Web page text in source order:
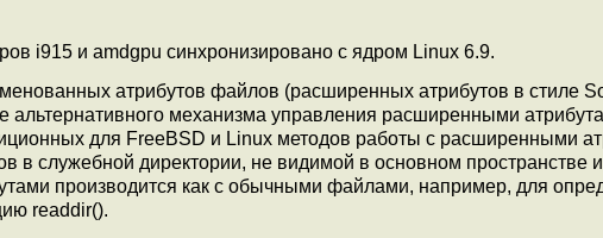
i915 и amdgpu синхронизировано с ядром Linux 6.9.
атрибутов файлов (расширенных атрибутов в стиле
альтернативного механизма управления расширенными
для FreeBSD и Linux методов работы с расширенными
в служебной директории, не видимой в основном
производится как с обычными файлами, например, для
readdir().